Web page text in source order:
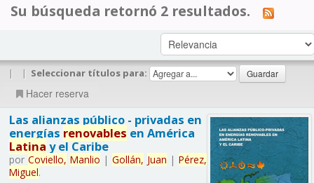
Su búsqueda retornó 2 resultados.
| | Seleccionar títulos para:
Hacer reserva
Las alianzas público - privadas en
energías renovables en América
Latina y el Caribe
por Coviello, Manlio | Gollán, Juan | Pérez,
Miguel.